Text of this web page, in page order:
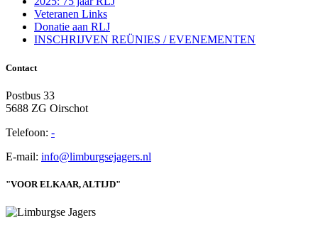
Veteranen Links
Donatie aan RLJ
INSCHRIJVEN REÜNIES / EVENEMENTEN
Contact
Postbus 33
5688 ZG Oirschot
Telefoon: -
E-mail: info@limburgsejagers.nl
"VOOR ELKAAR, ALTIJD"